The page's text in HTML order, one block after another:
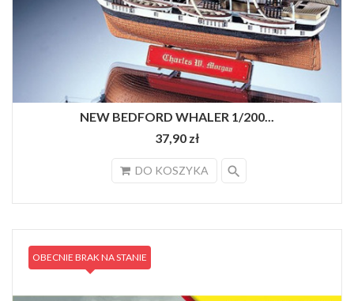
NEW BEDFORD WHALER 1/200...
37,90 zł
DO KOSZYKA search
OBECNIE BRAK NA STANIE